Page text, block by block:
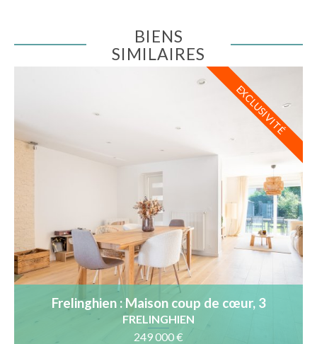
BIENS
SIMILAIRES
EXCLUSIVITÉ
Frelinghien : Maison coup de cœur, 3
chambres, jardin sud-est
FRELINGHIEN
249 000 €